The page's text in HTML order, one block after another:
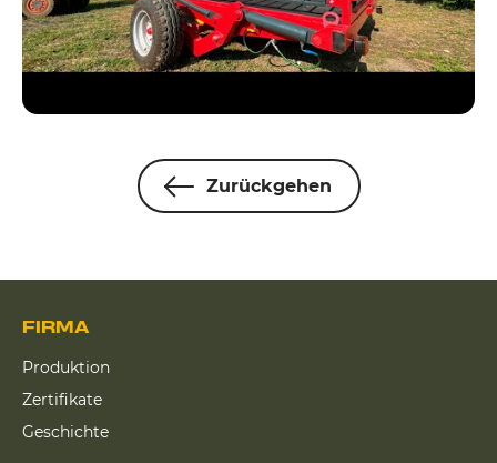
Zurückgehen
FIRMA
Produktion
Zertifikate
Geschichte